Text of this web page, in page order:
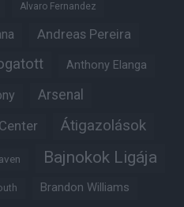
Alvaro Fernandez
Andreas Pereira
Anthony Elanga
Arsenal
Átigazolások
Bajnokok Ligája
Brandon Williams